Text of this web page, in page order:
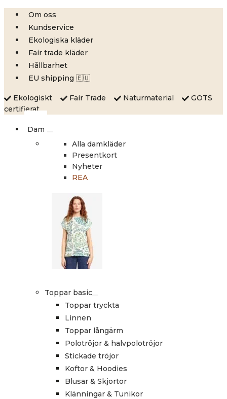
Skip
content
Om oss
Kundservice
Ekologiska kläder
Fair trade kläder
Hållbarhet
EU shipping 🇪🇺
Ekologiskt Fair Trade Naturmaterial
GOTS
certifierat
Dam
Alla damkläder
Presentkort
Nyheter
REA
Toppar basic
Toppar tryckta
Linnen
Toppar långärm
Polotröjor & halvpolotröjor
Stickade tröjor
Koftor & Hoodies
Blusar & Skjortor
Klänningar & Tunikor